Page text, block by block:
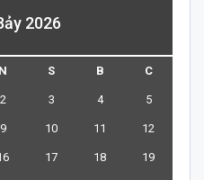
2026
N S B C
2 3 4 5
9 10 11 12
17 18 19